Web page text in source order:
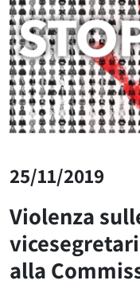
25/11/2019
Violenza
alla